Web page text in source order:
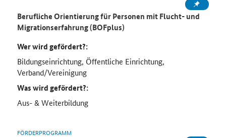
Berufliche Orientierung für Personen mit Flucht- und
Migrationserfahrung (BOFplus)
Wer wird gefördert?:
Bildungseinrichtung, Öffentliche Einrichtung,
Verband/Vereinigung
Was wird gefördert?:
Aus- & Weiterbildung
FÖRDERPROGRAMM